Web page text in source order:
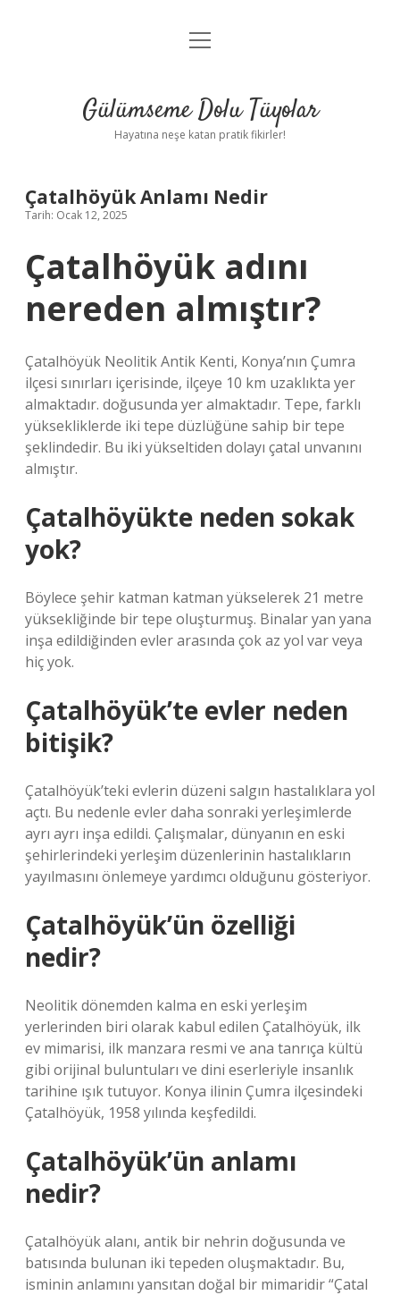
Anasayfa
Yasal Uyarı
menüyü
Gülümseme Dolu Tüyolar
Hayatına neşe katan pratik fikirler!
Çatalhöyük Anlamı Nedir
Tarih: Ocak 12, 2025
Çatalhöyük adını
nereden almıştır?
Çatalhöyük Neolitik Antik Kenti, Konya’nın Çumra
ilçesi sınırları içerisinde, ilçeye 10 km uzaklıkta yer
almaktadır. doğusunda yer almaktadır. Tepe, farklı
yüksekliklerde iki tepe düzlüğüne sahip bir tepe
şeklindedir. Bu iki yükseltiden dolayı çatal unvanını
almıştır.
Çatalhöyükte neden sokak
yok?
Böylece şehir katman katman yükselerek 21 metre
yüksekliğinde bir tepe oluşturmuş. Binalar yan yana
inşa edildiğinden evler arasında çok az yol var veya
hiç yok.
Çatalhöyük’te evler neden
bitişik?
Çatalhöyük’teki evlerin düzeni salgın hastalıklara yol
açtı. Bu nedenle evler daha sonraki yerleşimlerde
ayrı ayrı inşa edildi. Çalışmalar, dünyanın en eski
şehirlerindeki yerleşim düzenlerinin hastalıkların
yayılmasını önlemeye yardımcı olduğunu gösteriyor.
Çatalhöyük’ün özelliği
nedir?
Neolitik dönemden kalma en eski yerleşim
yerlerinden biri olarak kabul edilen Çatalhöyük, ilk
ev mimarisi, ilk manzara resmi ve ana tanrıça kültü
gibi orijinal buluntuları ve dini eserleriyle insanlık
tarihine ışık tutuyor. Konya ilinin Çumra ilçesindeki
Çatalhöyük, 1958 yılında keşfedildi.
Çatalhöyük’ün anlamı
nedir?
Çatalhöyük alanı, antik bir nehrin doğusunda ve
batısında bulunan iki tepeden oluşmaktadır. Bu,
isminin anlamını yansıtan doğal bir mimaridir “Çatal